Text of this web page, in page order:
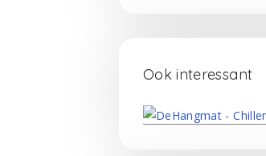
Ook interessant